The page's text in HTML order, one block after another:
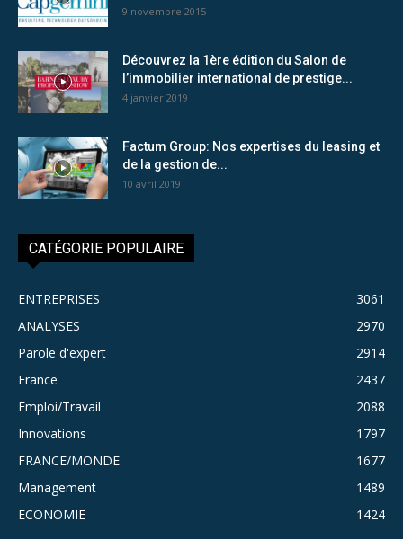
9 novembre 2015
Découvrez la 1ère édition du Salon de
l’immobilier international de prestige...
4 janvier 2019
Factum Group: Nos expertises du leasing et
de la gestion de...
10 avril 2019
CATÉGORIE POPULAIRE
ENTREPRISES
3061
ANALYSES
2970
Parole d'expert
2914
France
2437
Emploi/Travail
2088
Innovations
1797
FRANCE/MONDE
1677
Management
1489
ECONOMIE
1424